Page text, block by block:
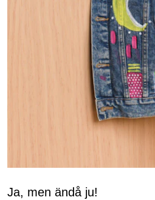
Ja, men ändå ju!